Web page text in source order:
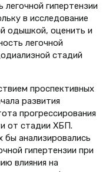
гипертензии
в исследование
одышкой, оценить и
легочной
стадий
проспективных
развития
прогрессирования
от стадии ХБП.
анализировались
гипертензии при
влияния на